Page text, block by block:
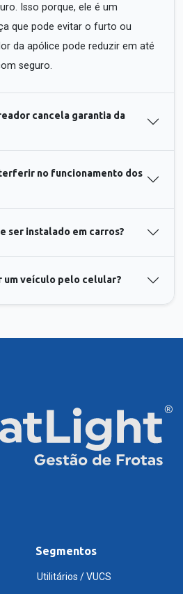
Isso porque, ele é um
que pode evitar o furto ou
da apólice pode reduzir em até
seguro.
cancela garantia da
no funcionamento dos
ser instalado em carros?
um veículo pelo celular?
Segmentos
Utilitários / VUCS